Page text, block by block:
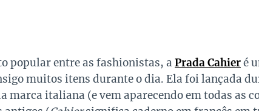
popular entre as fashionistas, a Prada Cahieré
muitos itens durante o dia. Ela foi lançada
marca italiana (e vem aparecendo em todas as